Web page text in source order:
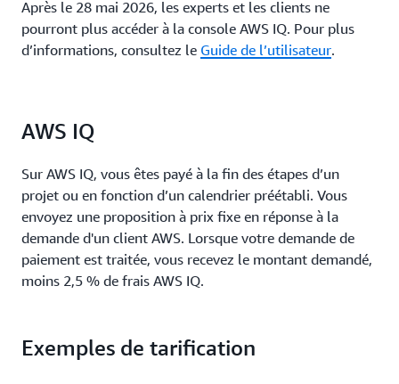
Après le 28 mai 2026, les experts et les clients ne
pourront plus accéder à la console AWS IQ. Pour plus
d’informations, consultez le Guide de l’utilisateur.
AWS IQ
Sur AWS IQ, vous êtes payé à la fin des étapes d’un
projet ou en fonction d’un calendrier préétabli. Vous
envoyez une proposition à prix fixe en réponse à la
demande d'un client AWS. Lorsque votre demande de
paiement est traitée, vous recevez le montant demandé,
moins 2,5 % de frais AWS IQ.
Exemples de tarification